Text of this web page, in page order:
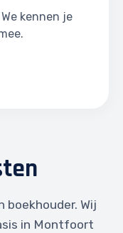
kennen je
Wij
in Montfoort